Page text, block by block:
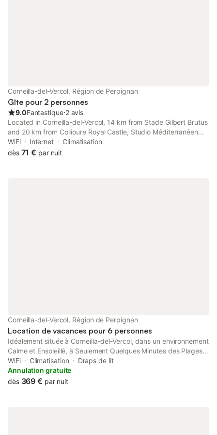
Corneilla-del-Vercol, Région de Perpignan
Gîte pour 2 personnes
9.0Fantastique⋅2 avis
Located in Corneilla-del-Vercol, 14 km from Stade Gilbert Brutus
and 20 km from Collioure Royal Castle, Studio Méditerranéen
offers air conditioning. This property offers access to a balcony,
a pool table, free private parking and free WiFi.
WiFi Internet
Climatisation
dès 71 € par nuit
Corneilla-del-Vercol, Région de Perpignan
Location de vacances pour 6 personnes
Idéalement située à Corneilla-del-Vercol, dans un environnement
Calme et Ensoleillé, à Seulement Quelques Minutes des Plages
de Saint-Cyprien et du Centre de Perpignan. Pouvant accueillir
6 Personnes Exposition Plein Sud Jardin Intime Piscine au
Chlore Balnéo Couloir de Nage 8mx4m avec Douche extérieur
WiFi Climatisation
Draps de lit
Annulation gratuite
dès 369 € par nuit